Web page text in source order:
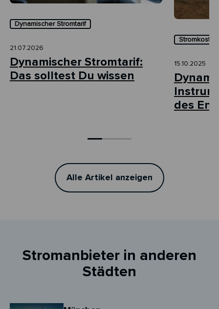
Dynamischer Stromtarif
21.07.2026
Dynamischer Stromtarif:
Das solltest Du wissen
15.10.2025
des
Alle Artikel anzeigen
Stromanbieter in anderen
Städten